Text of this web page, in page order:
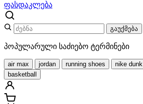
ფასდაკლება
გაუქმება
პოპულარული საძიებო ტერმინები
air max jordan running shoes nike dunk
basketball